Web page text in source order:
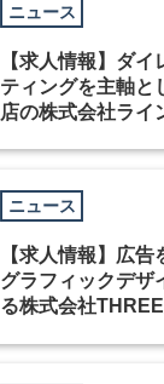
ニュース
【求人情報】ダ
ティングを主軸と
店の株式会社ライ
ニュース
【求人情報】広告
グラフィックデザ
る株式会社